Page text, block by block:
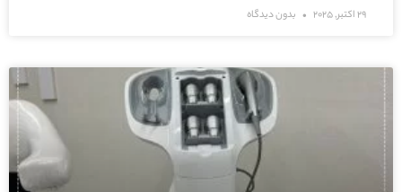
29 اکتبر, 2025 بدون دیدگاه